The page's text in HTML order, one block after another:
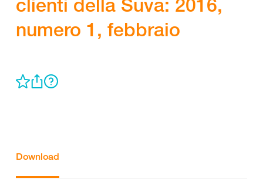
clienti della Suva: 2016,
numero 1, febbraio
Download